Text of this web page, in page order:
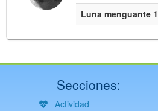
Luna menguante
Secciones:
Actividad